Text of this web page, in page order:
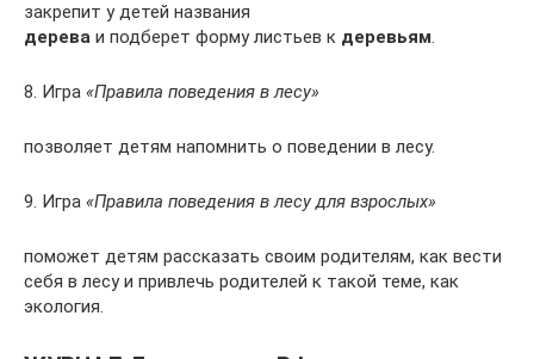
закрепит у детей названия
дерева и подберет форму листьев к деревьям.
8. Игра «Правила поведения в лесу»
позволяет детям напомнить о поведении в лесу.
9. Игра «Правила поведения в лесу для взрослых»
поможет детям рассказать своим родителям, как вести
себя в лесу и привлечь родителей к такой теме, как
экология.